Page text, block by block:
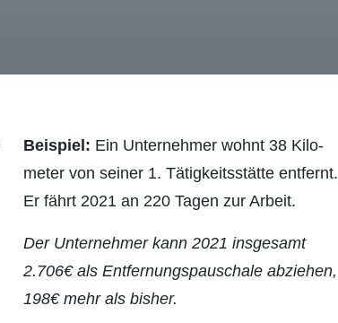
Beispiel: Ein Unternehmer wohnt 38 Kilo­
meter von seiner 1. Tätigkeitsstätte entfernt.
Er fährt 2021 an 220 Tagen zur Arbeit.
Der Unternehmer kann 2021 insgesamt
2.706€ als Entfernungspauschale abziehen,
198€ mehr als bisher.